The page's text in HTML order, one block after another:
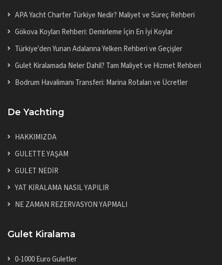
APA Yacht Charter Türkiye Nedir? Maliyet ve Süreç Rehberi
Gökova Koyları Rehberi: Demirleme İçin En İyi Koylar
Türkiye'den Yunan Adalarına Yelken Rehberi ve Geçişler
Gulet Kiralamada Neler Dahil? Tam Maliyet ve Hizmet Rehberi
Bodrum Havalimanı Transferi: Marina Rotaları ve Ücretler
De Yachting
HAKKIMIZDA
GULETTE YAŞAM
GULET NEDİR
YAT KİRALAMA NASIL YAPILIR
NE ZAMAN REZERVASYON YAPMALI
Gulet Kiralama
0-1000 Euro Guletler